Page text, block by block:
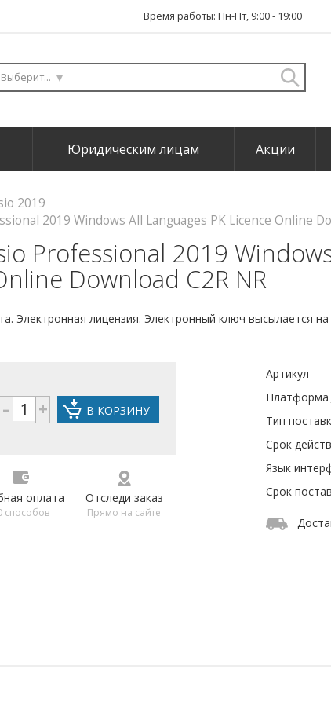
Время работы: Пн-Пт, 9:00 - 19:00
Выберите...
Юридическим лицам Акции
2019
2019 Windows All Languages PK Licence Online
Professional 2019
Download C2R NR
Электронная лицензия. Электронный ключ высылается
– + В КОРЗИНУ
оплата
способов
Отследи заказ
Прямо на сайте
Артикул
Платформа
Тип
Срок
Язык
Срок